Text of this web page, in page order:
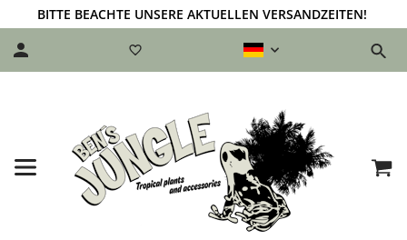
BITTE BEACHTE UNSERE AKTUELLEN VERSANDZEITEN!